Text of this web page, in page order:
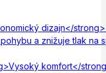
dizajn</
a znižuje tlak na
komfort</